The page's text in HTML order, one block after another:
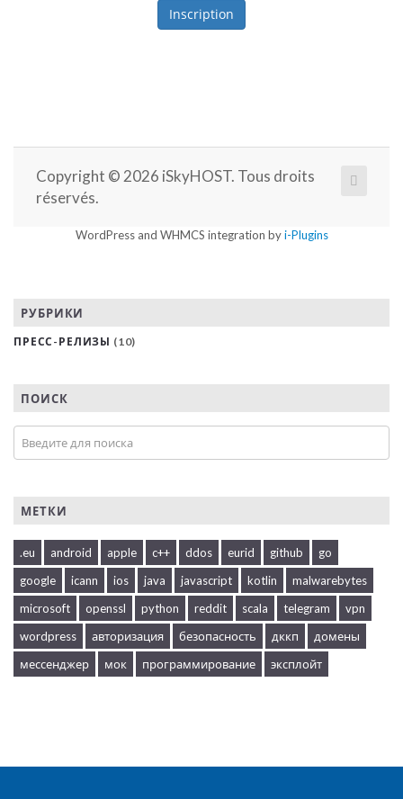
Copyright © 2026 iSkyHOST. Tous droits
réservés.
WordPress and WHMCS integration byi-Plugins
РУБРИКИ
ПРЕСС-РЕЛИЗЫ (10)
ПОИСК
МЕТКИ
.eu android apple c++ ddos eurid github
go
google
icann ios java javascript kotlin
malwarebytes
microsoft
openssl python reddit scala telegram
vpn
wordpress
авторизация безопасность дккп
домены
мессенджер
мок программирование эксплойт